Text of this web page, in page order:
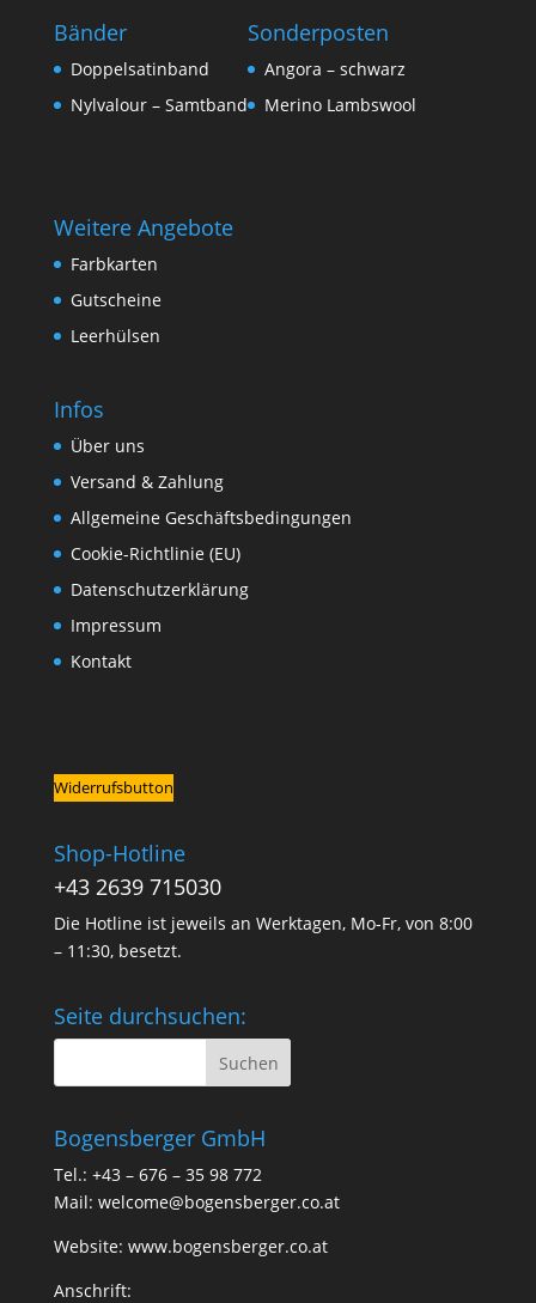
Bänder
Doppelsatinband
Nylvalour – Samtband
Sonderposten
Angora – schwarz
Merino Lambswool
Weitere Angebote
Farbkarten
Gutscheine
Leerhülsen
Infos
Über uns
Versand & Zahlung
Allgemeine Geschäftsbedingungen
Cookie-Richtlinie (EU)
Datenschutzerklärung
Impressum
Kontakt
Widerrufsbutton
Shop-Hotline
+43 2639 715030
Die Hotline ist jeweils an Werktagen, Mo-Fr, von 8:00
– 11:30, besetzt.
Seite durchsuchen:
Bogensberger GmbH
Tel.: +43 – 676 – 35 98 772
Mail: welcome@bogensberger.co.at
Website: www.bogensberger.co.at
Anschrift: